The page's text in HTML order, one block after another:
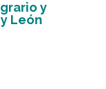
y
León